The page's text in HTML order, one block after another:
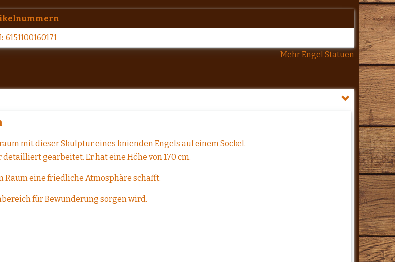
6151100160171
Mehr Engel Statuen
mit dieser Skulptur eines knienden Engels auf einem Sockel.
gearbeitet. Er hat eine Höhe von 170 cm.
Raum eine friedliche Atmosphäre schafft.
für Bewunderung sorgen wird.